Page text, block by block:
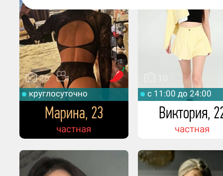
круглосуточно
Марина, 23
частная
26
c 11:00 до 24:00
Виктория,
частная